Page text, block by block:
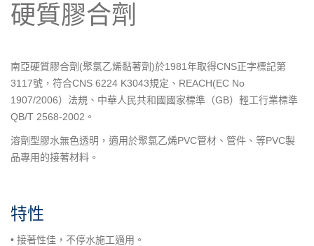
硬質膠合劑
南亞硬質膠合劑(聚氯乙烯黏著劑)於1981年取得CNS正字標記第
3117號，符合CNS 6224 K3043規定、REACH(EC No
1907/2006）法規、中華人民共和國國家標準（GB）輕工行業標準
QB/T 2568-2002。
溶劑型膠水無色透明，適用於聚氯乙烯PVC管材、管件、等PVC製
品專用的接著材料。
特性
• 接著性佳，不停水施工適用。